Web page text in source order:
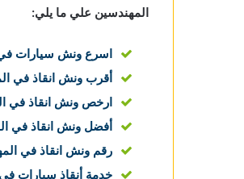
المهندسين علي ما يلي:
اسرع ونش سيارات
أقرب ونش انقاذ في
ارخص ونش انقاذ في
أفضل ونش انقاذ في
رقم ونش انقاذ في
خدمة أنقاذ سيارات